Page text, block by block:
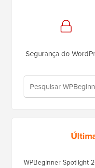
Segurança do
WPBeginner Spotlight